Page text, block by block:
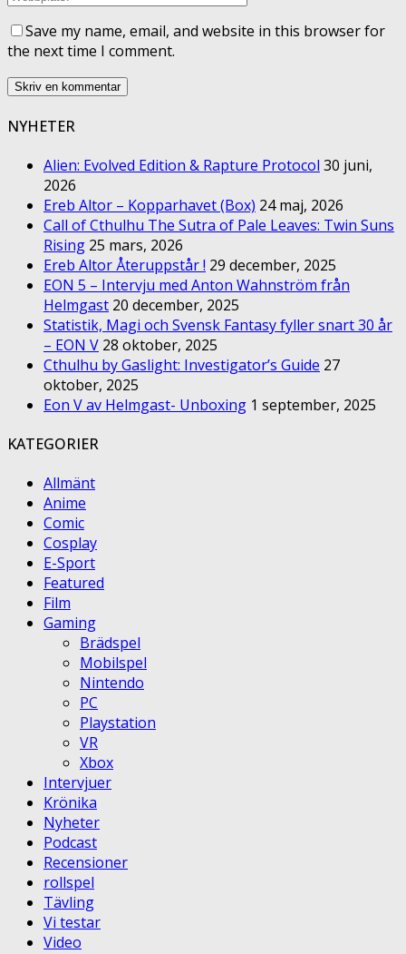
Save my name, email, and website in this browser for
the next time I comment.
NYHETER
Alien: Evolved Edition & Rapture Protocol 30 juni,
2026
Ereb Altor – Kopparhavet (Box) 24 maj, 2026
Call of Cthulhu The Sutra of Pale Leaves: Twin Suns
Rising 25 mars, 2026
Ereb Altor Återuppstår ! 29 december, 2025
EON 5 – Intervju med Anton Wahnström från
Helmgast 20 december, 2025
Statistik, Magi och Svensk Fantasy fyller snart 30 år
– EON V 28 oktober, 2025
Cthulhu by Gaslight: Investigator’s Guide 27
oktober, 2025
Eon V av Helmgast- Unboxing 1 september, 2025
KATEGORIER
Allmänt
Anime
Comic
Cosplay
E-Sport
Featured
Film
Gaming
Brädspel
Mobilspel
Nintendo
PC
Playstation
VR
Xbox
Intervjuer
Krönika
Nyheter
Podcast
Recensioner
rollspel
Tävling
Vi testar
Video